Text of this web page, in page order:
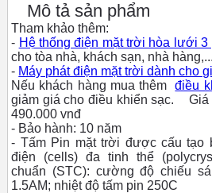
Mô tả sản phẩm
Tham khảo thêm:
- Hệ thống điện mặt trời hòa lưới 3
cho tòa nhà, khách sạn, nhà hàng,...
- Máy phát điện mặt trời dành cho
Nếu khách hàng mua thêm
điều
giảm giá cho điều khiển sạc.
Giá
490.000 vnđ
- Bảo hành: 10 năm
- Tấm Pin mặt trời được cấu tạo
điện (cells) đa tinh thể
chuẩn (STC): cường độ chiếu
1.5AM; nhiệt độ tấm pin 250C